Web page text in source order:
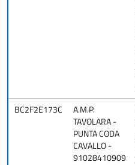
BC2F2E173C
A.M.P.
TAVOLARA -
PUNTA CODA
CAVALLO -
91028410909